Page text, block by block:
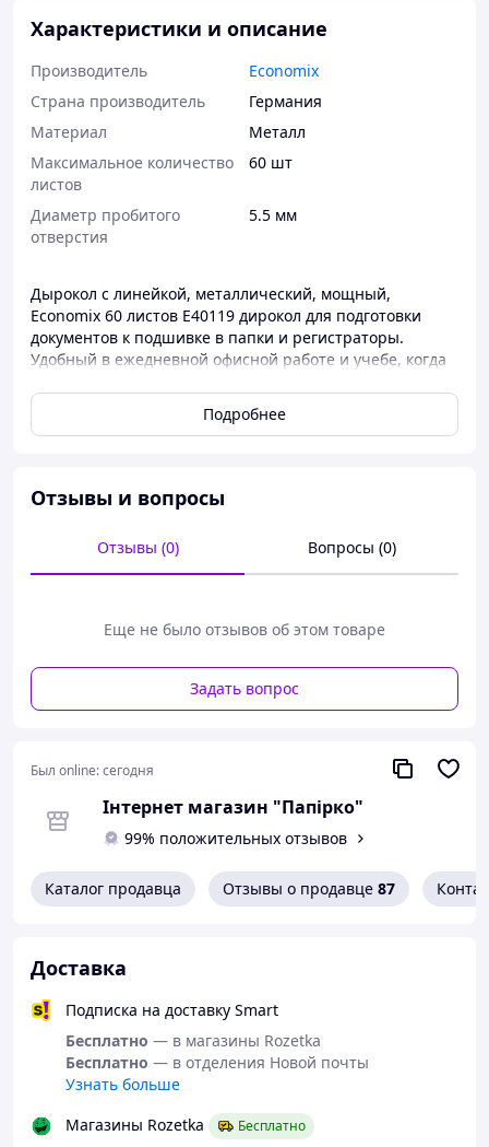
Характеристики и описание
Производитель
Economix
Страна производитель
Германия
Материал
Металл
Максимальное количество
листов
60 шт
Диаметр пробитого
отверстия
5.5 мм
Дырокол с линейкой, металлический, мощный,
Economix 60 листов E40119 дирокол для подготовки
документов к подшивке в папки и регистраторы.
Удобный в ежедневной офисной работе и учебе, когда
подходит для ежедневного использования в учебе и
работе. Торгова марка: Economix. Характеристики: 60
Подробнее
Отзывы и вопросы
Отзывы (0) Вопросы (0)
Еще не было отзывов об этом товаре
Задать вопрос
Был online:сегодня
Інтернет магазин "Папірко"
99% положительных отзывов
Каталог продавца Отзывы о продавце 87
Доставка
Подписка на доставку Smart
Бесплатно — в магазины Rozetka
Бесплатно — в отделения Новой почты
Узнать больше
Магазины Rozetka
Бесплатно